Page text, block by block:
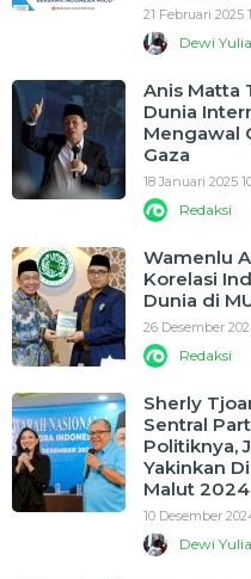
21 Februari 2025
Dewi
Anis Matta
Dunia
Mengawal
Gaza
18 Januari 2025
Redaksi
Wamenlu
Korelasi
Dunia di
26 Desember
Redaksi
Sherly
Sentral
Politiknya,
Yakinkan
Malut 2024
10 Desember
Dewi